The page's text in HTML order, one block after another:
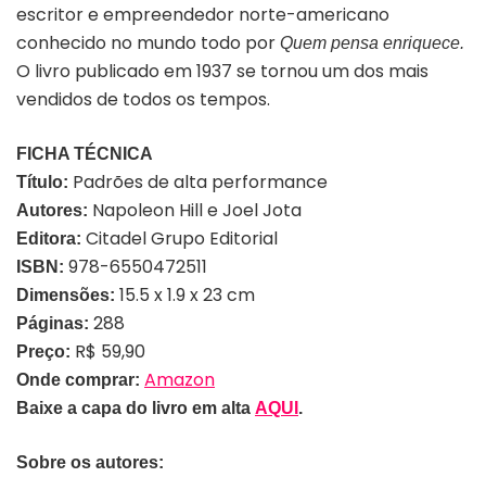
escritor e empreendedor norte-americano
conhecido no mundo todo por Quem pensa enriquece.
O livro publicado em 1937 se tornou um dos mais
vendidos de todos os tempos.
FICHA TÉCNICA
Título: Padrões de alta performance
Autores: Napoleon Hill e Joel Jota
Editora: Citadel Grupo Editorial
ISBN: 978-6550472511
Dimensões: 15.5 x 1.9 x 23 cm
Páginas: 288
Preço: R$ 59,90
Onde comprar: Amazon
Baixe a capa do livro em alta AQUI .
Sobre os autores: